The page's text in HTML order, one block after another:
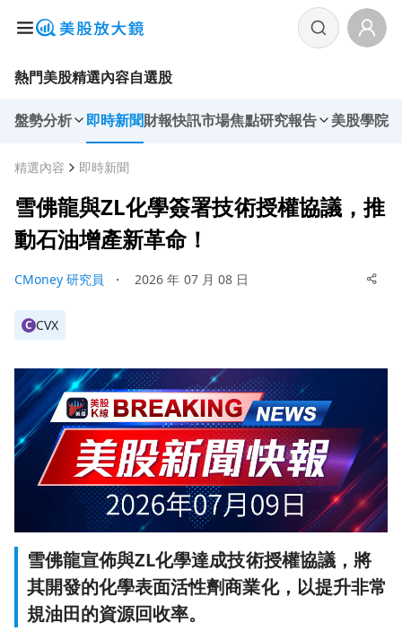
熱門美股精選內容自選股
盤勢分析 即時新聞財報快訊市場焦點研究報告 美股學院
精選內容 即時新聞
雪佛龍與ZL化學簽署技術授權協議，推
動石油增產新革命！
CMoney 研究員 ・ 2026 年 07 月 08 日
C CVX
雪佛龍宣佈與ZL化學達成技術授權協議，將
其開發的化學表面活性劑商業化，以提升非常
規油田的資源回收率。